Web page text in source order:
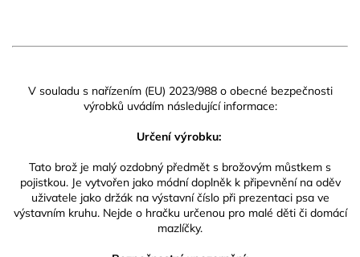
V souladu s nařízením (EU) 2023/988 o obecné bezpečnosti
výrobků uvádím následující informace:
Určení výrobku:
Tato brož je malý ozdobný předmět s brožovým můstkem s
pojistkou. Je vytvořen jako módní doplněk k připevnění na oděv
uživatele jako držák na výstavní číslo při prezentaci psa ve
výstavním kruhu. Nejde o hračku určenou pro malé děti či domácí
mazlíčky.